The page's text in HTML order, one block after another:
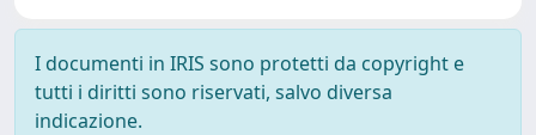
I documenti in IRIS sono protetti da copyright e
tutti i diritti sono riservati, salvo diversa
indicazione.